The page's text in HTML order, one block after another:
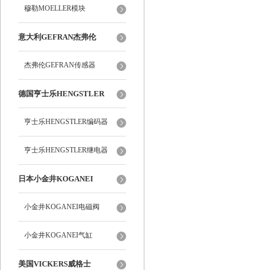
穆勒MOELLER模块
意大利GEFRAN杰弗伦
杰弗伦GEFRAN传感器
德国亨士乐HENGSTLER
亨士乐HENGSTLER编码器
亨士乐HENGSTLER继电器
日本小金井KOGANEI
小金井KOGANEI电磁阀
小金井KOGANEI气缸
美国VICKERS威格士